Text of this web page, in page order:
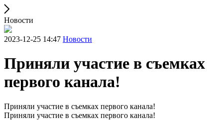
Новости
2023-12-25 14:47 Новости
Приняли участие в съемках
первого канала!
Приняли участие в съемках первого канала!
Приняли участие в съемках первого канала!